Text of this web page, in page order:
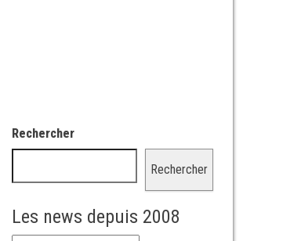
Rechercher
Rechercher
Les news depuis 2008